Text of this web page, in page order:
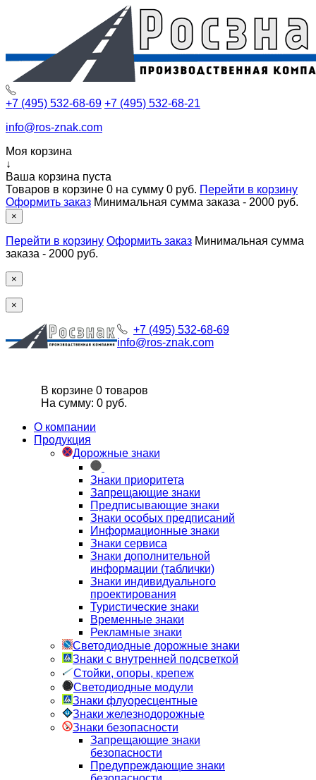
+7 (495) 532-68-69 +7 (495) 532-68-21
info@ros-znak.com
Моя корзина
↓
Ваша корзина пуста
Товаров в корзине 0 на сумму 0 руб. Перейти в корзину
Оформить заказ Минимальная сумма заказа - 2000 руб.
×
Перейти в корзину Оформить заказ Минимальная сумма
заказа - 2000 руб.
×
×
+7 (495) 532-68-69
info@ros-znak.com
В корзине 0 товаров
На сумму: 0 руб.
О компании
Продукция
Дорожные знаки
Знаки приоритета
Запрещающие знаки
Предписывающие знаки
Знаки особых предписаний
Информационные знаки
Знаки сервиса
Знаки дополнительной
информации (таблички)
Знаки индивидуального
проектирования
Туристические знаки
Временные знаки
Рекламные знаки
Светодиодные дорожные знаки
Знаки с внутренней подсветкой
Стойки, опоры, крепеж
Светодиодные модули
Знаки флуоресцентные
Знаки железнодорожные
Знаки безопасности
Запрещающие знаки
безопасности
Предупреждающие знаки